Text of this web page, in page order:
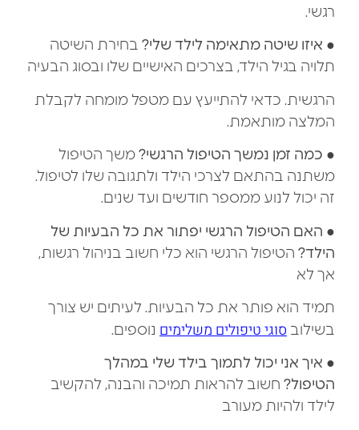
רגשי.
● איזו שיטה מתאימה לילד שלי? בחירת השיטה
תלויה בגיל הילד, בצרכים האישיים שלו ובסוג הבעיה
הרגשית. כדאי להתייעץ עם מטפל מומחה לקבלת
המלצה מותאמת.
● כמה זמן נמשך הטיפול הרגשי? משך הטיפול
משתנה בהתאם לצרכי הילד ולתגובה שלו לטיפול.
זה יכול לנוע ממספר חודשים ועד שנים.
● האם הטיפול הרגשי יפתור את כל הבעיות של
הילד? הטיפול הרגשי הוא כלי חשוב בניהול רגשות,
אך לא
תמיד הוא פותר את כל הבעיות. לעיתים יש צורך
בשילוב סוגי טיפולים משלימים נוספים.
● איך אני יכול לתמוך בילד שלי במהלך
הטיפול? חשוב להראות תמיכה והבנה, להקשיב
לילד ולהיות מעורב